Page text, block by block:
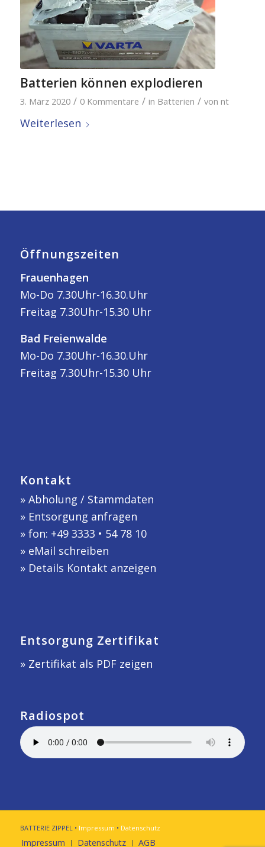
Batterien können explodieren
3. März 2020 / 0 Kommentare / in Batterien / von nt
Weiterlesen
Öffnungszeiten
Frauenhagen
Mo-Do 7.30Uhr-16.30.Uhr
Freitag 7.30Uhr-15.30 Uhr
Bad Freienwalde
Mo-Do 7.30Uhr-16.30.Uhr
Freitag 7.30Uhr-15.30 Uhr
Kontakt
» Abholung / Stammdaten
» Entsorgung anfragen
» fon: +49 3333 • 54 78 10
» eMail schreiben
» Details Kontakt anzeigen
Entsorgung Zertifikat
» Zertifikat als PDF zeigen
Radiospot
BATTERIE ZIPPEL • Impressum • Datenschutz
Impressum Datenschutz AGB